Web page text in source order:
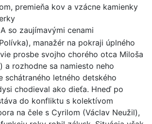
premieňa kov a vzácne kamienky
so zaujímavými cenami
manažér na pokraji úplného
prosbe svojho chorého otca Miloša
a rozhodne sa namiesto neho
schátraného letného detského
chodieval ako dieťa. Hneď po
do konfliktu s kolektívom
na čele s Cyrilom (Václav Neužil),